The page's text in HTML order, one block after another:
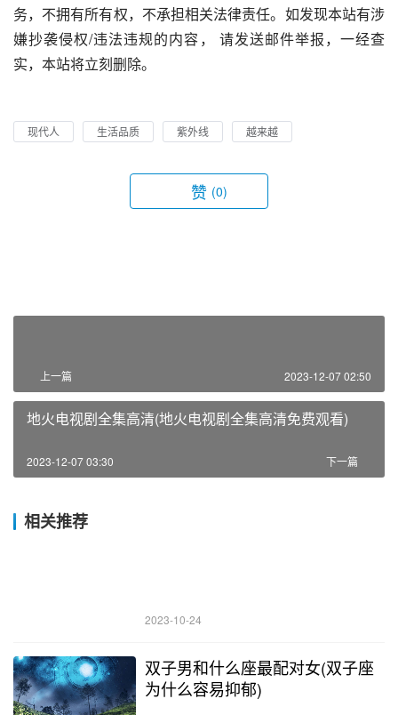
务，不拥有所有权，不承担相关法律责任。如发现本站有涉
嫌抄袭侵权/违法违规的内容， 请发送邮件举报，一经查
实，本站将立刻删除。
现代人 生活品质 紫外线 越来越
赞 (0)
上一篇 2023-12-07 02:50
地火电视剧全集高清(地火电视剧全集高清免费观看)
下一篇
2023-12-07 03:30
相关推荐
2023-10-24
双子男和什么座最配对女(双子座
为什么容易抑郁)